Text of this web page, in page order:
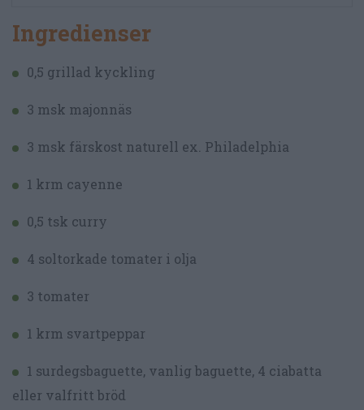
Ingredienser
0,5 grillad kyckling
3 msk majonnäs
3 msk färskost naturell ex. Philadelphia
1 krm cayenne
0,5 tsk curry
4 soltorkade tomater i olja
3 tomater
1 krm svartpeppar
1 surdegsbaguette, vanlig baguette, 4 ciabatta
eller valfritt bröd